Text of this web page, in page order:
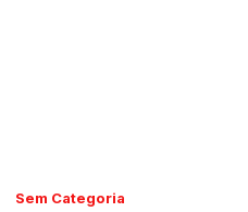
Sem Categoria